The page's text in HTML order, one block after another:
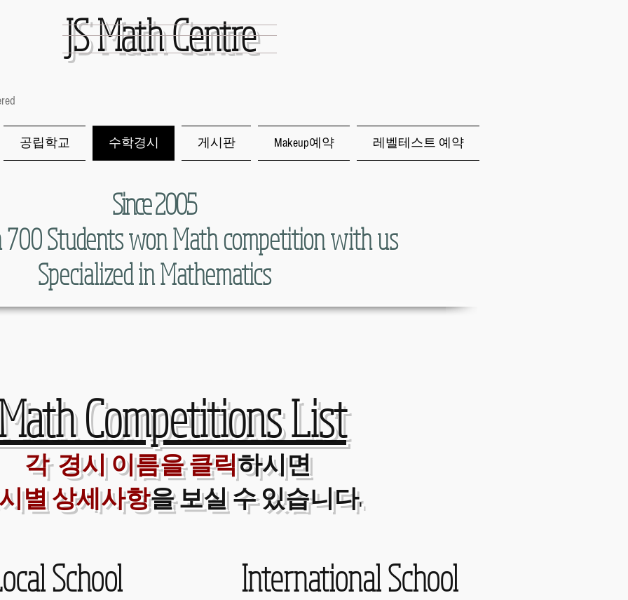
JSMath Centre
공립학교 수학경시 게시판 Makeup예약 레벨테스트 예약
Since 2005
Students won Math competition with us
Specialized in Mathematics
Competitions List
각 경시 이름을 클릭하시면
별 상세사항을 보실 수 있습니다.
School International School